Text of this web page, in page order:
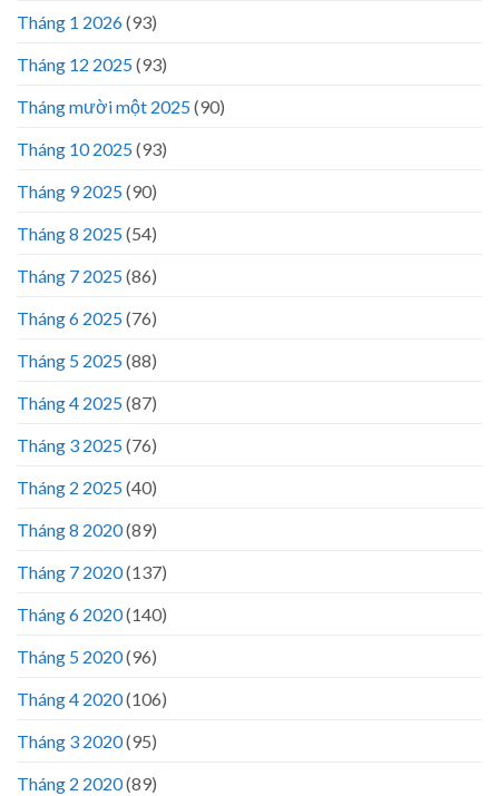
Tháng 1 2026(93)
Tháng 12 2025(93)
Tháng mười một 2025(90)
Tháng 10 2025(93)
Tháng 9 2025(90)
Tháng 8 2025(54)
Tháng 7 2025(86)
Tháng 6 2025(76)
Tháng 5 2025(88)
Tháng 4 2025(87)
Tháng 3 2025(76)
Tháng 2 2025(40)
Tháng 8 2020(89)
Tháng 7 2020(137)
Tháng 6 2020(140)
Tháng 5 2020(96)
Tháng 4 2020(106)
Tháng 3 2020(95)
Tháng 2 2020(89)